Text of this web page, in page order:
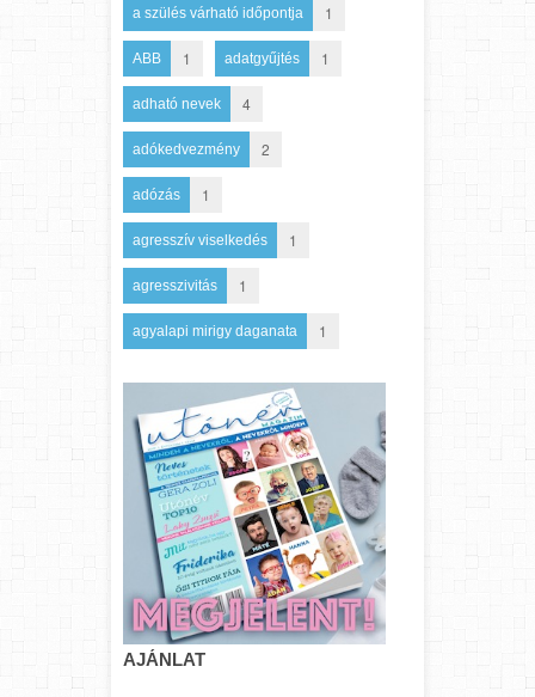
a szülés várható időpontja 1
ABB 1 adatgyűjtés 1
adható nevek 4
adókedvezmény 2
adózás 1
agresszív viselkedés 1
agresszivitás 1
agyalapi mirigy daganata 1
AJÁNLAT